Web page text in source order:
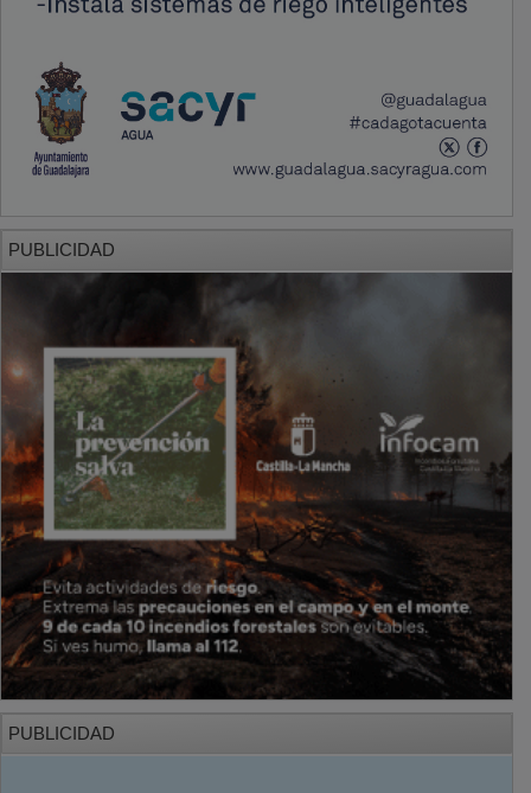
PUBLICIDAD
PUBLICIDAD